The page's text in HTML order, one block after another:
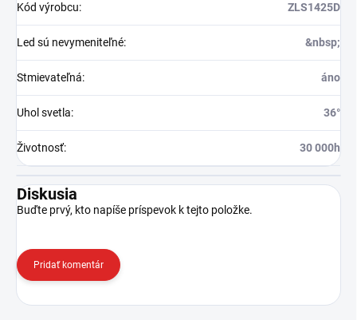
Kód výrobcu: ZLS1425D
Led sú nevymeniteľné: &nbsp;
Stmievateľná: áno
Uhol svetla: 36°
Životnosť: 30 000h
Diskusia
Buďte prvý, kto napíše príspevok k tejto položke.
Pridať komentár